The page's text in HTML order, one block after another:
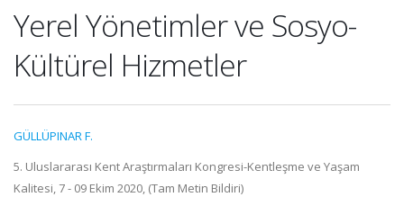
Yerel Yönetimler ve Sosyo-
Kültürel Hizmetler
GÜLLÜPINAR F.
5. Uluslararası Kent Araştırmaları Kongresi-Kentleşme ve Yaşam
Kalitesi, 7 - 09 Ekim 2020, (Tam Metin Bildiri)